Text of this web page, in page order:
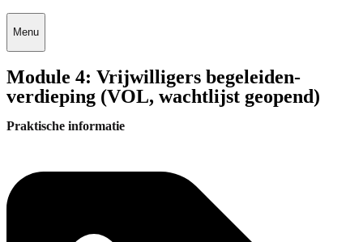
Menu
Module 4: Vrijwilligers begeleiden-
verdieping (VOL, wachtlijst geopend)
Praktische informatie